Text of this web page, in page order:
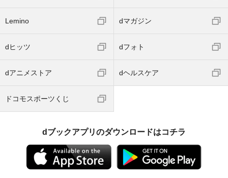
Lemino dマガジン
dヒッツ dフォト
dアニメストア dヘルスケア
ドコモスポーツくじ
dブックアプリのダウンロードはコチラ